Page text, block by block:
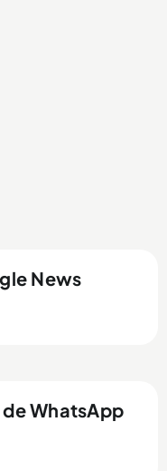
News
WhatsApp